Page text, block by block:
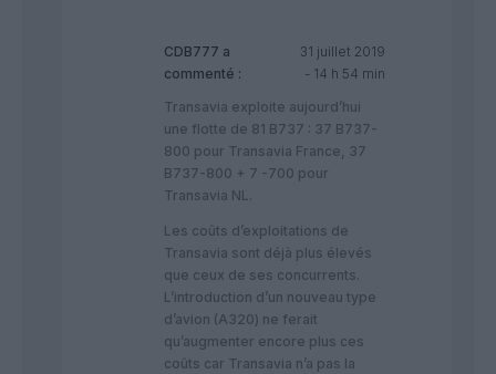
CDB777 a
commenté :
31 juillet 2019
- 14 h 54 min
Transavia exploite aujourd’hui
une flotte de 81 B737 : 37 B737-
800 pour Transavia France, 37
B737-800 + 7 -700 pour
Transavia NL.
Les coûts d’exploitations de
Transavia sont déjà plus élevés
que ceux de ses concurrents.
L’introduction d’un nouveau type
d’avion (A320) ne ferait
qu’augmenter encore plus ces
coûts car Transavia n’a pas la